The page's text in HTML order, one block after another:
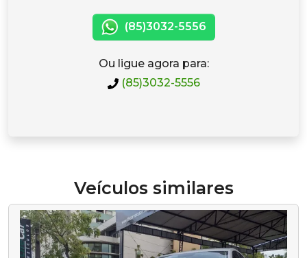
(85)3032-5556
Ou ligue agora para:
(85)3032-5556
Veículos similares